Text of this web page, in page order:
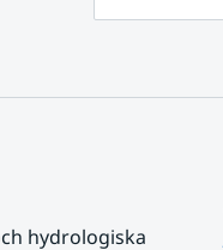
hydrologiska